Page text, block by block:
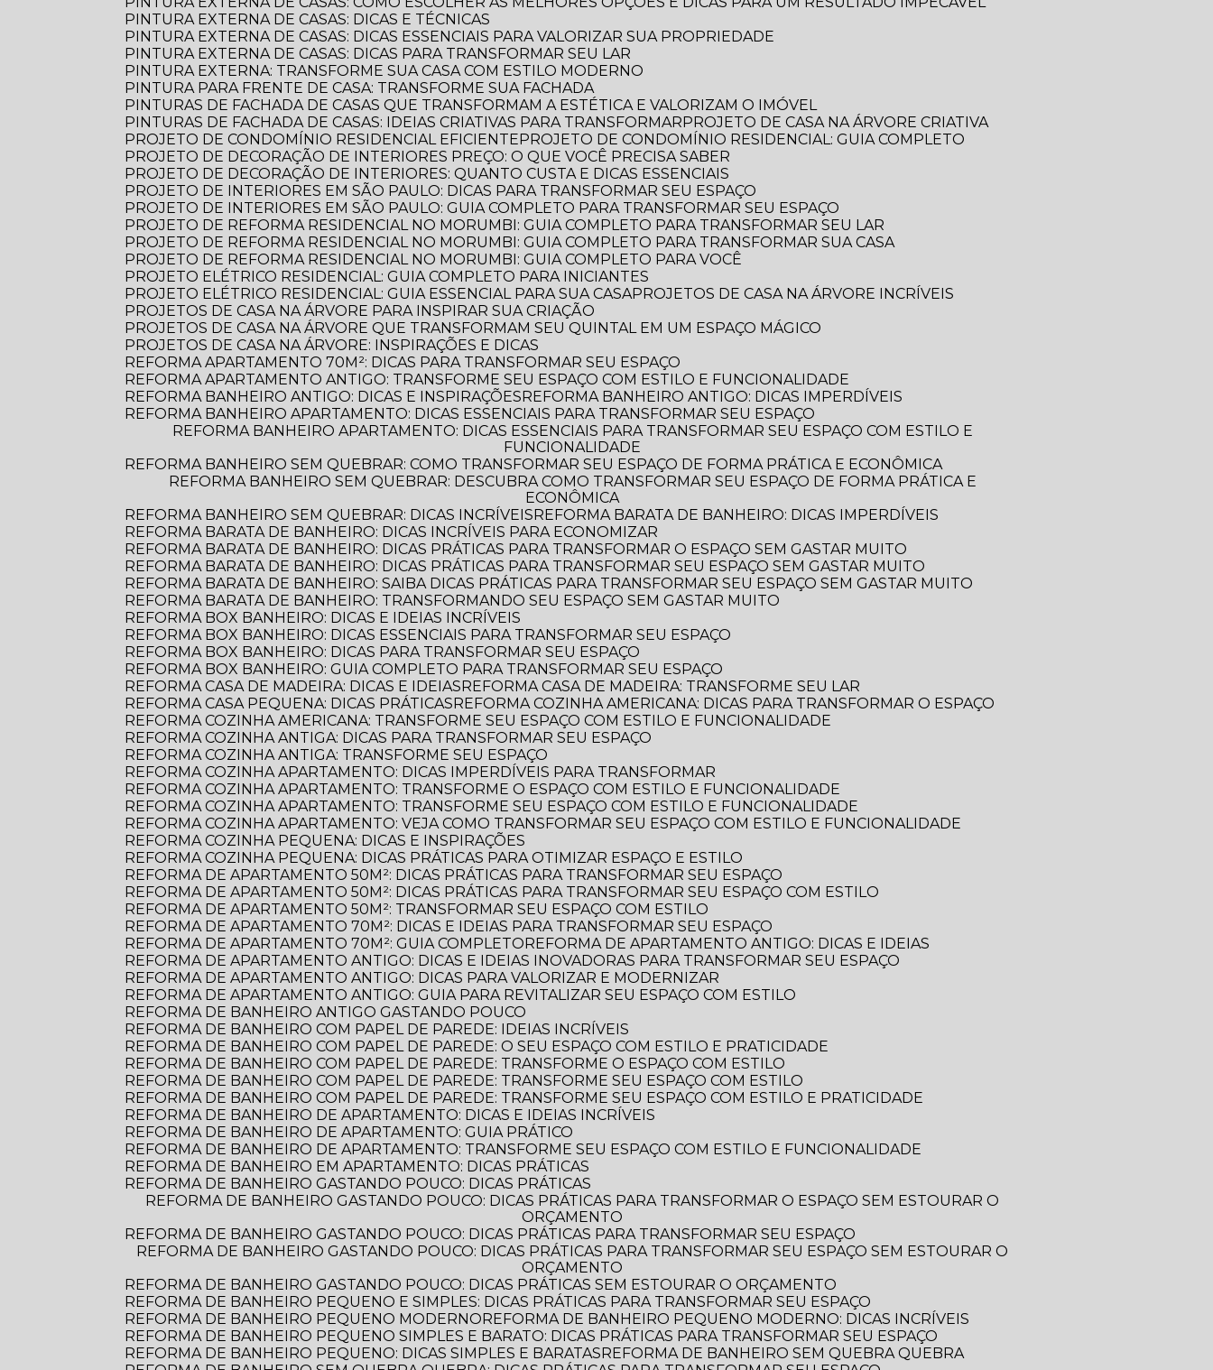
PINTURA EXTERNA DE CASAS: DICAS E TÉCNICAS
PINTURA EXTERNA DE CASAS: DICAS ESSENCIAIS PARA VALORIZAR SUA PROPRIEDADE
PINTURA EXTERNA DE CASAS: DICAS PARA TRANSFORMAR SEU LAR
PINTURA EXTERNA: TRANSFORME SUA CASA COM ESTILO MODERNO
PINTURA PARA FRENTE DE CASA: TRANSFORME SUA FACHADA
PINTURAS DE FACHADA DE CASAS QUE TRANSFORMAM A ESTÉTICA E VALORIZAM O IMÓVEL
PINTURAS DE FACHADA DE CASAS: IDEIAS CRIATIVAS PARA TRANSFORMAR
PROJETO DE CASA NA ÁRVORE CRIATIVA
PROJETO DE CONDOMÍNIO RESIDENCIAL EFICIENTE
PROJETO DE CONDOMÍNIO RESIDENCIAL: GUIA COMPLETO
PROJETO DE DECORAÇÃO DE INTERIORES PREÇO: O QUE VOCÊ PRECISA SABER
PROJETO DE DECORAÇÃO DE INTERIORES: QUANTO CUSTA E DICAS ESSENCIAIS
PROJETO DE INTERIORES EM SÃO PAULO: DICAS PARA TRANSFORMAR SEU ESPAÇO
PROJETO DE INTERIORES EM SÃO PAULO: GUIA COMPLETO PARA TRANSFORMAR SEU ESPAÇO
PROJETO DE REFORMA RESIDENCIAL NO MORUMBI: GUIA COMPLETO PARA TRANSFORMAR SEU LAR
PROJETO DE REFORMA RESIDENCIAL NO MORUMBI: GUIA COMPLETO PARA TRANSFORMAR SUA CASA
PROJETO DE REFORMA RESIDENCIAL NO MORUMBI: GUIA COMPLETO PARA VOCÊ
PROJETO ELÉTRICO RESIDENCIAL: GUIA COMPLETO PARA INICIANTES
PROJETO ELÉTRICO RESIDENCIAL: GUIA ESSENCIAL PARA SUA CASA
PROJETOS DE CASA NA ÁRVORE INCRÍVEIS
PROJETOS DE CASA NA ÁRVORE PARA INSPIRAR SUA CRIAÇÃO
PROJETOS DE CASA NA ÁRVORE QUE TRANSFORMAM SEU QUINTAL EM UM ESPAÇO MÁGICO
PROJETOS DE CASA NA ÁRVORE: INSPIRAÇÕES E DICAS
REFORMA APARTAMENTO 70M²: DICAS PARA TRANSFORMAR SEU ESPAÇO
REFORMA APARTAMENTO ANTIGO: TRANSFORME SEU ESPAÇO COM ESTILO E FUNCIONALIDADE
REFORMA BANHEIRO ANTIGO: DICAS E INSPIRAÇÕES
REFORMA BANHEIRO ANTIGO: DICAS IMPERDÍVEIS
REFORMA BANHEIRO APARTAMENTO: DICAS ESSENCIAIS PARA TRANSFORMAR SEU ESPAÇO
REFORMA BANHEIRO APARTAMENTO: DICAS ESSENCIAIS PARA TRANSFORMAR SEU ESPAÇO COM ESTILO E
FUNCIONALIDADE
REFORMA BANHEIRO SEM QUEBRAR: COMO TRANSFORMAR SEU ESPAÇO DE FORMA PRÁTICA E ECONÔMICA
REFORMA BANHEIRO SEM QUEBRAR: DESCUBRA COMO TRANSFORMAR SEU ESPAÇO DE FORMA PRÁTICA E
ECONÔMICA
REFORMA BANHEIRO SEM QUEBRAR: DICAS INCRÍVEIS
REFORMA BARATA DE BANHEIRO: DICAS IMPERDÍVEIS
REFORMA BARATA DE BANHEIRO: DICAS INCRÍVEIS PARA ECONOMIZAR
REFORMA BARATA DE BANHEIRO: DICAS PRÁTICAS PARA TRANSFORMAR O ESPAÇO SEM GASTAR MUITO
REFORMA BARATA DE BANHEIRO: DICAS PRÁTICAS PARA TRANSFORMAR SEU ESPAÇO SEM GASTAR MUITO
REFORMA BARATA DE BANHEIRO: SAIBA DICAS PRÁTICAS PARA TRANSFORMAR SEU ESPAÇO SEM GASTAR MUITO
REFORMA BARATA DE BANHEIRO: TRANSFORMANDO SEU ESPAÇO SEM GASTAR MUITO
REFORMA BOX BANHEIRO: DICAS E IDEIAS INCRÍVEIS
REFORMA BOX BANHEIRO: DICAS ESSENCIAIS PARA TRANSFORMAR SEU ESPAÇO
REFORMA BOX BANHEIRO: DICAS PARA TRANSFORMAR SEU ESPAÇO
REFORMA BOX BANHEIRO: GUIA COMPLETO PARA TRANSFORMAR SEU ESPAÇO
REFORMA CASA DE MADEIRA: DICAS E IDEIAS
REFORMA CASA DE MADEIRA: TRANSFORME SEU LAR
REFORMA CASA PEQUENA: DICAS PRÁTICAS
REFORMA COZINHA AMERICANA: DICAS PARA TRANSFORMAR O ESPAÇO
REFORMA COZINHA AMERICANA: TRANSFORME SEU ESPAÇO COM ESTILO E FUNCIONALIDADE
REFORMA COZINHA ANTIGA: DICAS PARA TRANSFORMAR SEU ESPAÇO
REFORMA COZINHA ANTIGA: TRANSFORME SEU ESPAÇO
REFORMA COZINHA APARTAMENTO: DICAS IMPERDÍVEIS PARA TRANSFORMAR
REFORMA COZINHA APARTAMENTO: TRANSFORME O ESPAÇO COM ESTILO E FUNCIONALIDADE
REFORMA COZINHA APARTAMENTO: TRANSFORME SEU ESPAÇO COM ESTILO E FUNCIONALIDADE
REFORMA COZINHA APARTAMENTO: VEJA COMO TRANSFORMAR SEU ESPAÇO COM ESTILO E FUNCIONALIDADE
REFORMA COZINHA PEQUENA: DICAS E INSPIRAÇÕES
REFORMA COZINHA PEQUENA: DICAS PRÁTICAS PARA OTIMIZAR ESPAÇO E ESTILO
REFORMA DE APARTAMENTO 50M²: DICAS PRÁTICAS PARA TRANSFORMAR SEU ESPAÇO
REFORMA DE APARTAMENTO 50M²: DICAS PRÁTICAS PARA TRANSFORMAR SEU ESPAÇO COM ESTILO
REFORMA DE APARTAMENTO 50M²: TRANSFORMAR SEU ESPAÇO COM ESTILO
REFORMA DE APARTAMENTO 70M²: DICAS E IDEIAS PARA TRANSFORMAR SEU ESPAÇO
REFORMA DE APARTAMENTO 70M²: GUIA COMPLETO
REFORMA DE APARTAMENTO ANTIGO: DICAS E IDEIAS
REFORMA DE APARTAMENTO ANTIGO: DICAS E IDEIAS INOVADORAS PARA TRANSFORMAR SEU ESPAÇO
REFORMA DE APARTAMENTO ANTIGO: DICAS PARA VALORIZAR E MODERNIZAR
REFORMA DE APARTAMENTO ANTIGO: GUIA PARA REVITALIZAR SEU ESPAÇO COM ESTILO
REFORMA DE BANHEIRO ANTIGO GASTANDO POUCO
REFORMA DE BANHEIRO COM PAPEL DE PAREDE: IDEIAS INCRÍVEIS
REFORMA DE BANHEIRO COM PAPEL DE PAREDE: O SEU ESPAÇO COM ESTILO E PRATICIDADE
REFORMA DE BANHEIRO COM PAPEL DE PAREDE: TRANSFORME O ESPAÇO COM ESTILO
REFORMA DE BANHEIRO COM PAPEL DE PAREDE: TRANSFORME SEU ESPAÇO COM ESTILO
REFORMA DE BANHEIRO COM PAPEL DE PAREDE: TRANSFORME SEU ESPAÇO COM ESTILO E PRATICIDADE
REFORMA DE BANHEIRO DE APARTAMENTO: DICAS E IDEIAS INCRÍVEIS
REFORMA DE BANHEIRO DE APARTAMENTO: GUIA PRÁTICO
REFORMA DE BANHEIRO DE APARTAMENTO: TRANSFORME SEU ESPAÇO COM ESTILO E FUNCIONALIDADE
REFORMA DE BANHEIRO EM APARTAMENTO: DICAS PRÁTICAS
REFORMA DE BANHEIRO GASTANDO POUCO: DICAS PRÁTICAS
REFORMA DE BANHEIRO GASTANDO POUCO: DICAS PRÁTICAS PARA TRANSFORMAR O ESPAÇO SEM ESTOURAR O
ORÇAMENTO
REFORMA DE BANHEIRO GASTANDO POUCO: DICAS PRÁTICAS PARA TRANSFORMAR SEU ESPAÇO
REFORMA DE BANHEIRO GASTANDO POUCO: DICAS PRÁTICAS PARA TRANSFORMAR SEU ESPAÇO SEM ESTOURAR O
ORÇAMENTO
REFORMA DE BANHEIRO GASTANDO POUCO: DICAS PRÁTICAS SEM ESTOURAR O ORÇAMENTO
REFORMA DE BANHEIRO PEQUENO E SIMPLES: DICAS PRÁTICAS PARA TRANSFORMAR SEU ESPAÇO
REFORMA DE BANHEIRO PEQUENO MODERNO
REFORMA DE BANHEIRO PEQUENO MODERNO: DICAS INCRÍVEIS
REFORMA DE BANHEIRO PEQUENO SIMPLES E BARATO: DICAS PRÁTICAS PARA TRANSFORMAR SEU ESPAÇO
REFORMA DE BANHEIRO PEQUENO: DICAS SIMPLES E BARATAS
REFORMA DE BANHEIRO SEM QUEBRA QUEBRA